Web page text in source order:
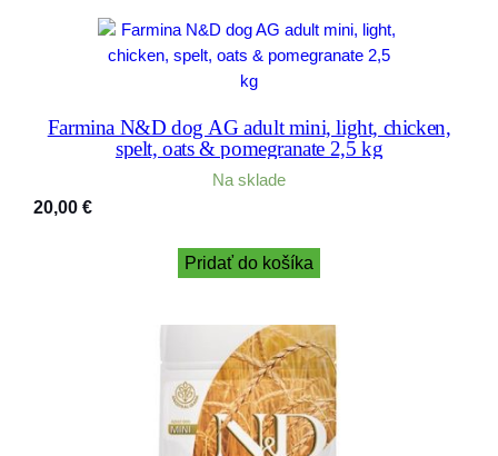
Farmina N&D dog AG adult mini, light, chicken,
spelt, oats & pomegranate 2,5 kg
Na sklade
20,00 €
Pridať do košíka